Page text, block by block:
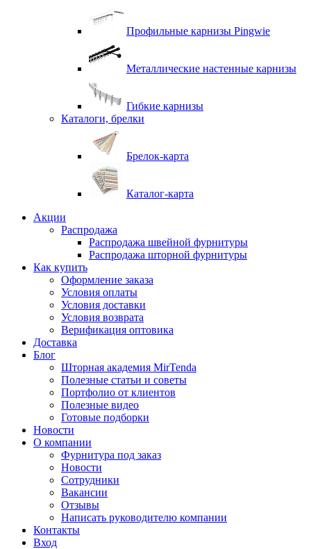
Профильные карнизы Pingwie
Металлические настенные карнизы
Гибкие карнизы
Каталоги, брелки
Брелок-карта
Каталог-карта
Акции
Распродажа
Распродажа швейной фурнитуры
Распродажа шторной фурнитуры
Как купить
Оформление заказа
Условия оплаты
Условия доставки
Условия возврата
Верификация оптовика
Доставка
Блог
Шторная академия MirTenda
Полезные статьи и советы
Портфолио от клиентов
Полезные видео
Готовые подборки
Новости
О компании
Фурнитура под заказ
Новости
Сотрудники
Вакансии
Отзывы
Написать руководителю компании
Контакты
Вход